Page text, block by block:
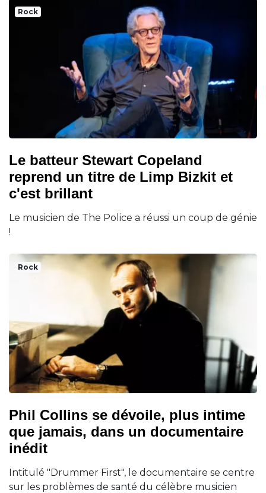
Rock
Le batteur Stewart Copeland
reprend un titre de Limp Bizkit et
c'est brillant
Le musicien de The Police a réussi un coup de génie
!
Rock
Phil Collins se dévoile, plus intime
que jamais, dans un documentaire
inédit
Intitulé "Drummer First", le documentaire se centre
sur les problèmes de santé du célèbre musicien